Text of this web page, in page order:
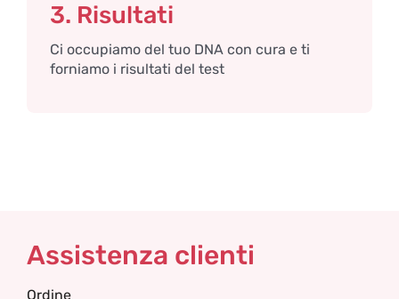
3. Risultati
Ci occupiamo del tuo DNA con cura e ti
forniamo i risultati del test
Assistenza clienti
Ordine